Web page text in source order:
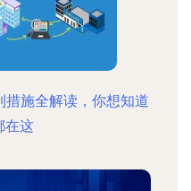
施全解读，你想知道
在这